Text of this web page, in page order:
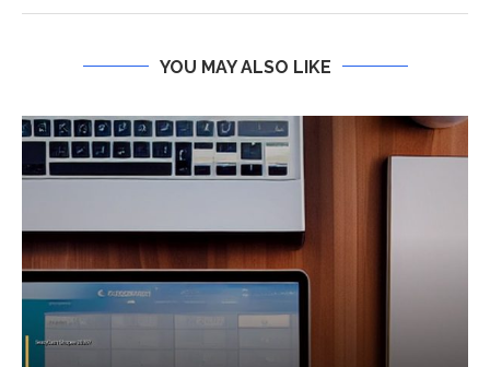
YOU MAY ALSO LIKE